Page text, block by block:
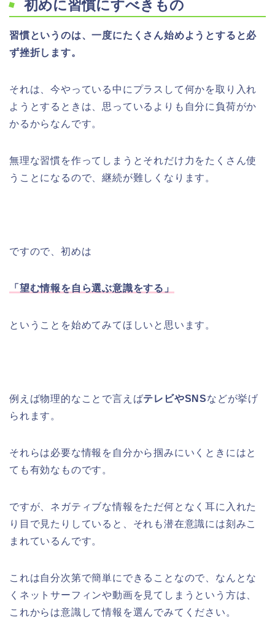
初めに習慣にすべきもの
習慣というのは、一度にたくさん始めようとすると必
ず挫折します。
それは、今やっている中にプラスして何かを取り入れ
ようとするときは、思っているよりも自分に負荷がか
かるからなんです。
無理な習慣を作ってしまうとそれだけ力をたくさん使
うことになるので、継続が難しくなります。
ですので、初めは
「望む情報を 自ら選ぶ意識をする」
ということを始めてみてほしいと思います。
例えば物理的なことで言えばテレビやSNSなどが挙げ
られます。
それらは必要な情報を自分から掴みにいくときにはと
ても有効なものです。
ですが、ネガティブな情報をただ何となく耳に入れた
り目で見たりしていると、それも潜在意識には刻みこ
まれているんです。
これは自分次第で簡単にできることなので、なんとな
くネットサーフィンや動画を見てしまうという方は、
これからは意識して情報を選んでみてください。